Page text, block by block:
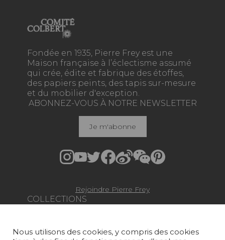
Fondée en 1935, Pierre Frey est une
Maison française à l’éclectisme assumé
qui crée, édite et fabrique des étoffes,
des papiers peints, des tapis sur-mesure
et du mobilier d'exception.
COLLECTIONS
ABONNEZ-VOUS À NOTRE NEWSLETTER
Je m'abonne
Rejoindre Pierre Frey
Nous utilisons des cookies, y compris des cookies